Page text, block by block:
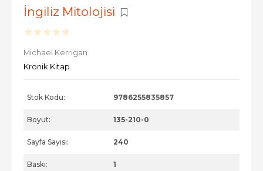
İngiliz Mitolojisi
Michael Kerrigan
Kronik Kitap
Stok Kodu: 9786255835857
Boyut: 135-210-0
Sayfa Sayısı: 240
Baskı: 1